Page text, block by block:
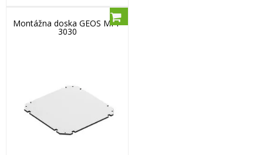
Montážna doska GEOS MPI-
3030